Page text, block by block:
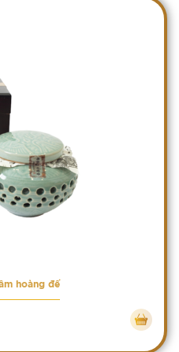
hoàng đế